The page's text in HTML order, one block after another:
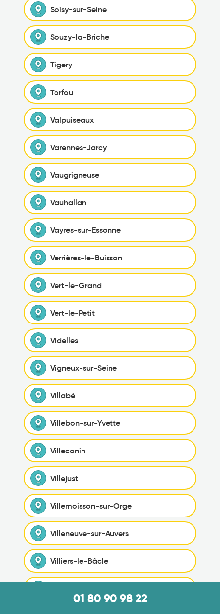
Soisy-sur-Seine
Souzy-la-Briche
Tigery
Torfou
Valpuiseaux
Varennes-Jarcy
Vaugrigneuse
Vauhallan
Vayres-sur-Essonne
Verrières-le-Buisson
Vert-le-Grand
Vert-le-Petit
Videlles
Vigneux-sur-Seine
Villabé
Villebon-sur-Yvette
Villeconin
Villejust
Villemoisson-sur-Orge
Villeneuve-sur-Auvers
Villiers-le-Bâcle
01 80 90 98 22